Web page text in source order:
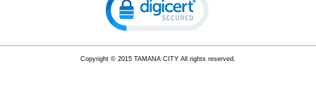
Copyright © 2015 TAMANA CITY All rights reserved.